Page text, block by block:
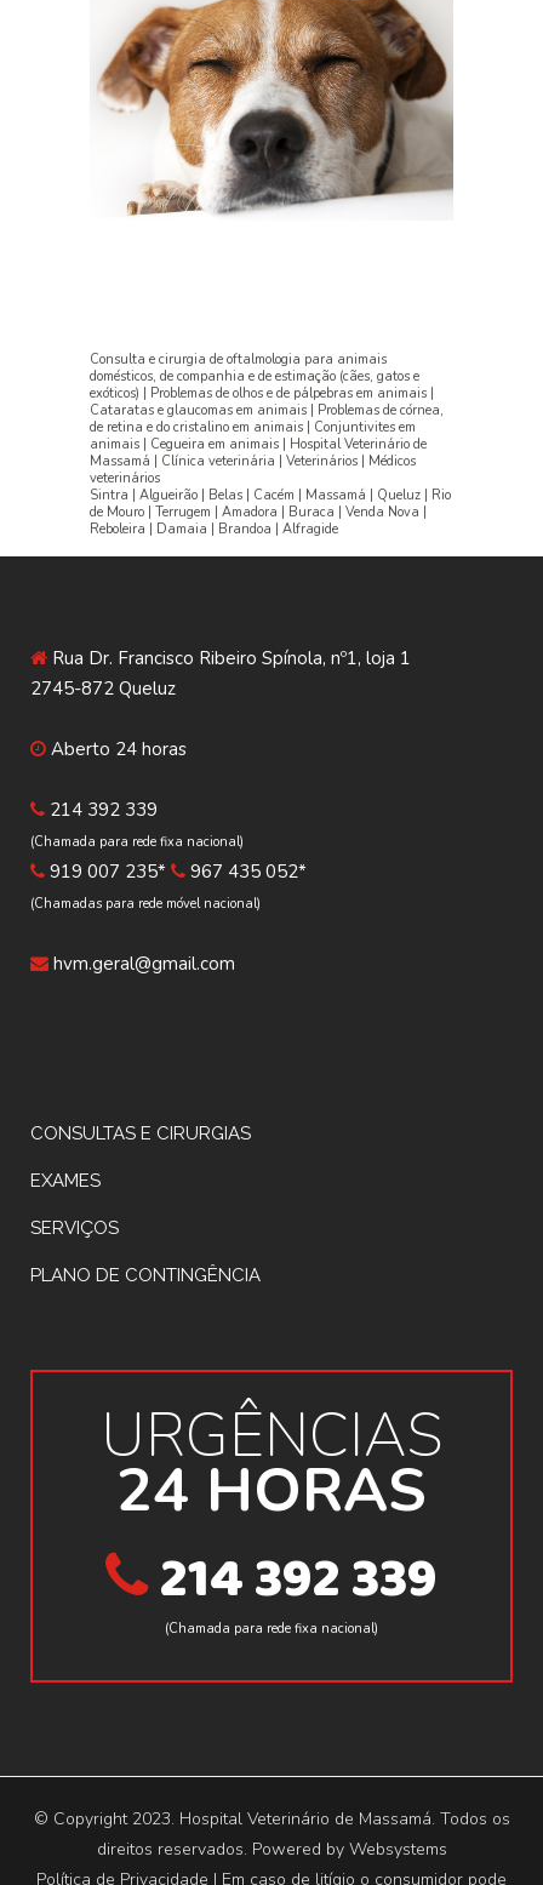
Consulta e cirurgia de oftalmologia para animais
domésticos, de companhia e de estimação (cães, gatos e
exóticos) | Problemas de olhos e de pálpebras em animais |
Cataratas e glaucomas em animais | Problemas de córnea,
de retina e do cristalino em animais | Conjuntivites em
animais | Cegueira em animais | Hospital Veterinário de
Massamá | Clínica veterinária | Veterinários | Médicos
veterinários
Sintra | Algueirão | Belas | Cacém | Massamá | Queluz | Rio
de Mouro | Terrugem | Amadora | Buraca | Venda Nova |
Reboleira | Damaia | Brandoa | Alfragide
Rua Dr. Francisco Ribeiro Spínola, nº1, loja 1
2745-872 Queluz
Aberto 24 horas
214 392 339
(Chamada para rede fixa nacional)
919 007 235* 967 435 052*
(Chamadas para rede móvel nacional)
hvm.geral@gmail.com
CONSULTAS E CIRURGIAS
EXAMES
SERVIÇOS
PLANO DE CONTINGÊNCIA
URGÊNCIAS
24 HORAS
214 392 339
(Chamada para rede fixa nacional)
© Copyright 2023. Hospital Veterinário de Massamá. Todos os
direitos reservados. Powered by Websystems
Política de Privacidade | Em caso de litígio o consumidor pode